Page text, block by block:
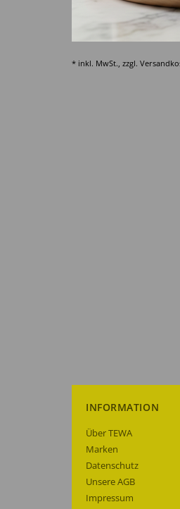
* inkl. MwSt., zzgl.
INFORMATION
Über TEWA
Marken
Datenschutz
Unsere AGB
Impressum